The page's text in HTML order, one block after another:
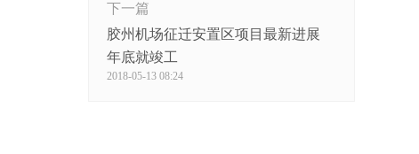
下一篇
胶州机场征迁安置区项目最新进展
年底就竣工
2018-05-13 08:24